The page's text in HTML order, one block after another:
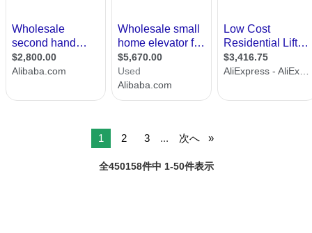
1 2 3 ... 次へ
全450158件中 1-50件表示